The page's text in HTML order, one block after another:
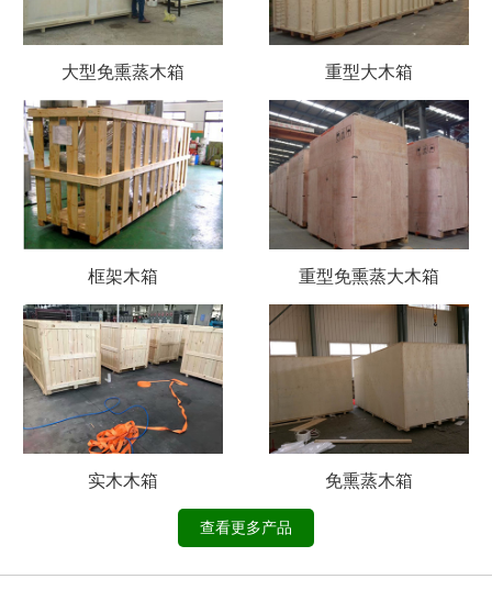
大型免熏蒸木箱 重型大木箱
框架木箱 重型免熏蒸大木箱
实木木箱 免熏蒸木箱
查看更多产品